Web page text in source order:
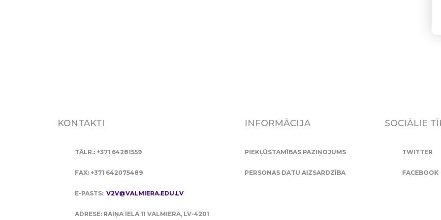
KONTAKTI
TĀLR.: +371 64281559
FAX: +371 642075489
E-PASTS: V2V@VALMIERA.EDU.LV
ADRESE: RAIŅA IELA 11 VALMIERA, LV-4201
INFORMĀCIJA
PIEKĻŪSTAMĪBAS PAZIŅOJUMS
PERSONAS DATU AIZSARDZĪBA
SOCIĀLIE
TWITTER
FACEBOOK